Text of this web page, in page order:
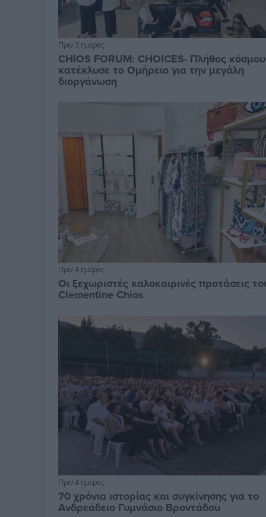
Πριν 3 ημέρες
CHIOS FORUM: CHOICES- Πλήθος κόσμου
κατέκλυσε το Ομήρειο για την μεγάλη
διοργάνωση
Πριν 4 ημέρες
Οι ξεχωριστές καλοκαιρινές προτάσεις
Clementine Chios
Πριν 4 ημέρες
70 χρόνια ιστορίας και συγκίνησης για το
Ανδρεάδειο Γυμνάσιο Βροντάδου